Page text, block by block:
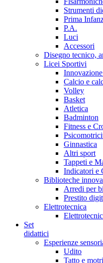
Strumenti
Prima
P.A.
Luci
Accessori
Disegno tecnico,
Licei Sportivi
Calcio e
Volley
Basket
Atletica
Badminton
Fitness e
Ginnastica
Altri sport
Tappeti e
Indicatori e
Biblioteche
Arredi per
Prestito
Elettrotecnica
Set
didattici
Esperienze
Udito
Tatto e